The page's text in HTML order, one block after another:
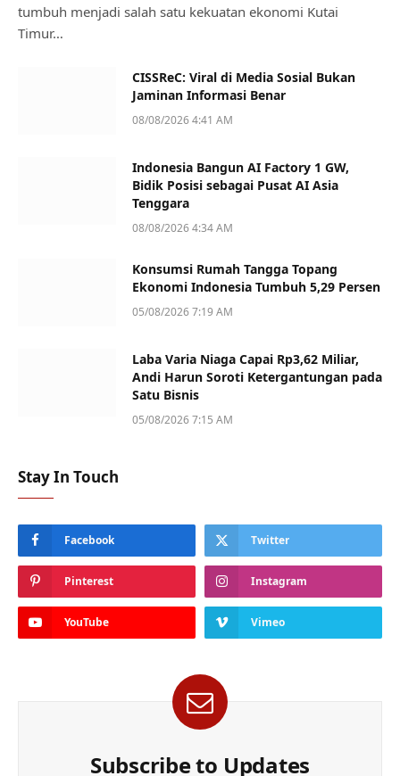
tumbuh menjadi salah satu kekuatan ekonomi Kutai
Timur…
CISSReC: Viral di Media Sosial Bukan
Jaminan Informasi Benar
08/08/2026 4:41 AM
Indonesia Bangun AI Factory 1 GW,
Bidik Posisi sebagai Pusat AI Asia
Tenggara
08/08/2026 4:34 AM
Konsumsi Rumah Tangga Topang
Ekonomi Indonesia Tumbuh 5,29 Persen
05/08/2026 7:19 AM
Laba Varia Niaga Capai Rp3,62 Miliar,
Andi Harun Soroti Ketergantungan pada
Satu Bisnis
05/08/2026 7:15 AM
Stay In Touch
Facebook Twitter
Pinterest Instagram
YouTube Vimeo
Subscribe to Updates